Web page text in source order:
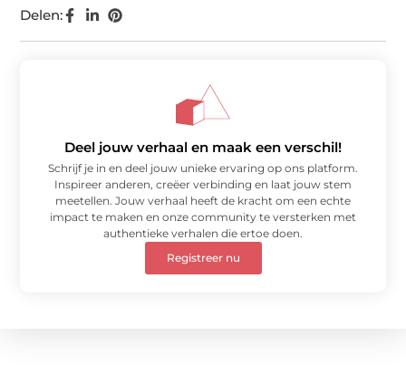
Delen:
Deel jouw verhaal en maak een verschil!
Schrijf je in en deel jouw unieke ervaring op ons platform.
Inspireer anderen, creëer verbinding en laat jouw stem
meetellen. Jouw verhaal heeft de kracht om een echte
impact te maken en onze community te versterken met
authentieke verhalen die ertoe doen.
Registreer nu